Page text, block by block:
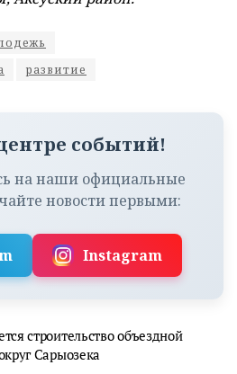
развитие
событий!
на наши официальные
новости первыми:
Instagram
строительство объездной
Сарыозека